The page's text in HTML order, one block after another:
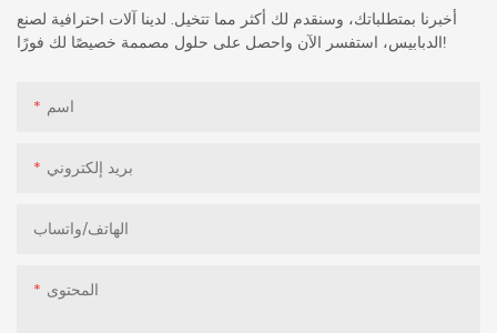
أخبرنا بمتطلباتك، وسنقدم لك أكثر مما تتخيل. لدينا آلات احترافية لصنع
الدبابيس، استفسر الآن واحصل على حلول مصممة خصيصًا لك فورًا!
اسم
بريد إلكتروني
الهاتف/واتساب
المحتوى